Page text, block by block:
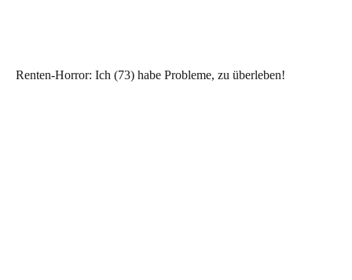
Renten-Horror: Ich (73) habe Probleme, zu überleben!